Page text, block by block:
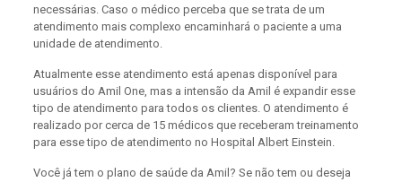
necessárias. Caso o médico perceba que se trata de um
atendimento mais complexo encaminhará o paciente a uma
unidade de atendimento.
Atualmente esse atendimento está apenas disponível para
usuários do Amil One, mas a intensão da Amil é expandir esse
tipo de atendimento para todos os clientes. O atendimento é
realizado por cerca de 15 médicos que receberam treinamento
para esse tipo de atendimento no Hospital Albert Einstein.
Você já tem o plano de saúde da Amil? Se não tem ou deseja